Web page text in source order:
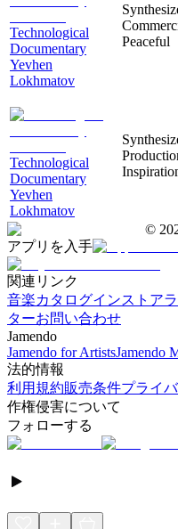
Technological
Documentary
Yevhen
Lokhmatov
Peaceful
Technological
Documentary
Yevhen
Lokhmatov
©
アプリを入手
関連リンク
音楽カタログインストア
ターお問い合わせ
Jamendo
Jamendo for ArtistsJamendo
法的情報
利用規約販売条件プライ
作権侵害について
フォローする